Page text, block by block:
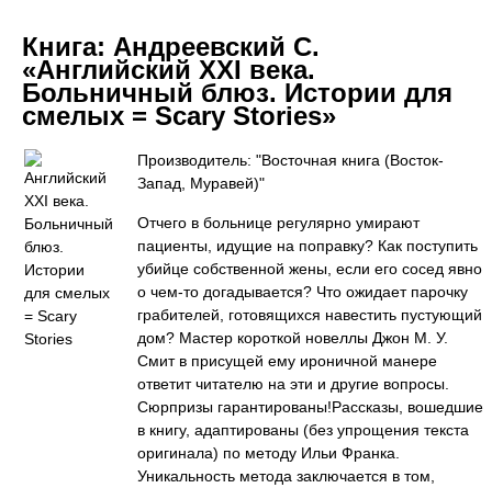
Книга: Андреевский С.
«Английский XXI века.
Больничный блюз. Истории для
смелых = Scary Stories»
Производитель: "Восточная книга (Восток-
Запад, Муравей)"
Отчего в больнице регулярно умирают
пациенты, идущие на поправку? Как поступить
убийце собственной жены, если его сосед явно
о чем-то догадывается? Что ожидает парочку
грабителей, готовящихся навестить пустующий
дом? Мастер короткой новеллы Джон М. У.
Смит в присущей ему ироничной манере
ответит читателю на эти и другие вопросы.
Сюрпризы гарантированы!Рассказы, вошедшие
в книгу, адаптированы (без упрощения текста
оригинала) по методу Ильи Франка.
Уникальность метода заключается в том,